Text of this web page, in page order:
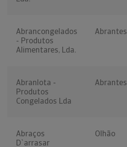
Abrancongelados
- Produtos
Alimentares, Lda.
Abrantes
Abranlota -
Produtos
Congelados Lda
Abrantes
Abraços
D`arrasar
Olhão